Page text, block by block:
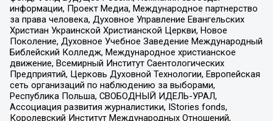
информации, Проект Медиа, Международное партнерство
за права человека, Духовное Управление Евангельских
Христиан Украинской Христианской Церкви, Новое
Поколение, Духовное Учебное Заведение Международный
Библейский Колледж, Международное христианское
движение, Всемирный Институт Саентологических
Предприятий, Церковь Духовной Технологии, Европейская
сеть организаций по наблюдению за выборами,
Республика Польша, СВОБОДНЫЙ ИДЕЛЬ-УРАЛ,
Ассоциация развития журналистики, IStories fonds,
Королевский Институт Международных Отношений,